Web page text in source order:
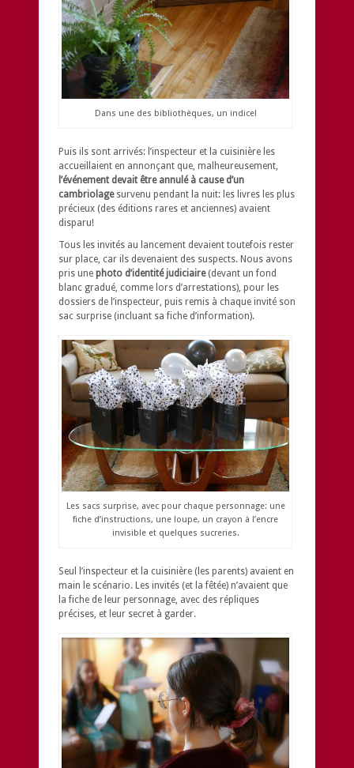
Dans une des bibliothèques, un indice!
Puis ils sont arrivés: l’inspecteur et la cuisinière les
accueillaient en annonçant que, malheureusement,
l’événement devait être annulé à cause d’un
cambriolagesurvenu pendant la nuit: les livres les plus
précieux (des éditions rares et anciennes) avaient
disparu!
Tous les invités au lancement devaient toutefois rester
sur place, car ils devenaient des suspects. Nous avons
pris une photo d’identité judiciaire(devant un fond
blanc gradué, comme lors d’arrestations), pour les
dossiers de l’inspecteur, puis remis à chaque invité son
sac surprise (incluant sa fiche d’information).
Les sacs surprise, avec pour chaque personnage: une
fiche d’instructions, une loupe, un crayon à l’encre
invisible et quelques sucreries.
Seul l’inspecteur et la cuisinière (les parents) avaient en
main le scénario. Les invités (et la fêtée) n’avaient que
la fiche de leur personnage, avec des répliques
précises, et leur secret à garder.